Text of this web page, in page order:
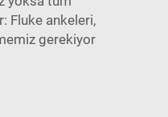
Fluke ankeleri,
gerekiyor